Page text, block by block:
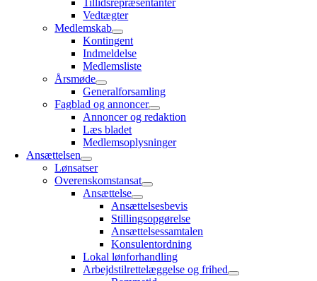
Tillidsrepræsentanter
Vedtægter
Medlemskab
Kontingent
Indmeldelse
Medlemsliste
Årsmøde
Generalforsamling
Fagblad og annoncer
Annoncer og redaktion
Læs bladet
Medlemsoplysninger
Ansættelsen
Lønsatser
Overenskomstansat
Ansættelse
Ansættelsesbevis
Stillingsopgørelse
Ansættelsessamtalen
Konsulentordning
Lokal lønforhandling
Arbejdstilrettelæggelse og frihed